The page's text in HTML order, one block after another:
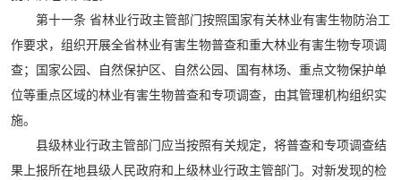
第十一条 省林业行政主管部门按照国家有关林业有害生物防治工
作要求，组织开展全省林业有害生物普查和重大林业有害生物专项调
查；国家公园、自然保护区、自然公园、国有林场、重点文物保护单
位等重点区域的林业有害生物普查和专项调查，由其管理机构组织实
施。
县级林业行政主管部门应当按照有关规定，将普查和专项调查结
果上报所在地县级人民政府和上级林业行政主管部门。对新发现的检